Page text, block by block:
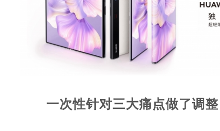
一次性针对三大痛点做了调整